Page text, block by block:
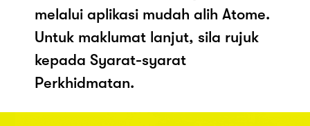
melalui aplikasi mudah alih Atome.
Untuk maklumat lanjut, sila rujuk
kepada Syarat-syarat
Perkhidmatan.